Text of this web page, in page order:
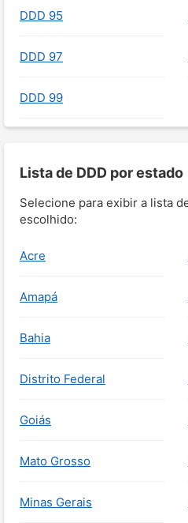
DDD 95
DDD 97
DDD 99
Lista de DDD por estado
Selecione para exibir a lista
escolhido:
Acre
Amapá
Bahia
Distrito Federal
Goiás
Mato Grosso
Minas Gerais